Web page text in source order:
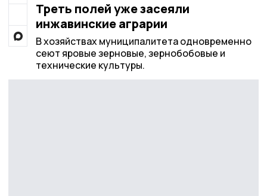
Треть полей уже засеяли
инжавинские аграрии
В хозяйствах муниципалитета одновременно
сеют яровые зерновые, зернобобовые и
технические культуры.